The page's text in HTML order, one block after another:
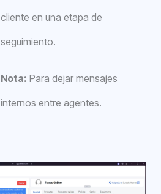
cliente en una etapa de
seguimiento.
Nota: Para dejar mensajes
internos entre agentes.